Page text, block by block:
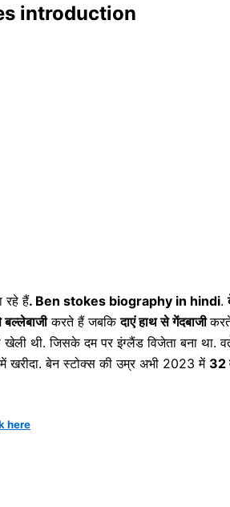
introduction
रहे हैं. Ben stokes biography in hindi.
बल्लेबाजीकरते हैं जबकिदाएं हाथ से गेंदबाजी
खेली थी. जिसके दम पर इंग्लैंड विजेता बना था.
खरीदा. बेन स्टोक्स की उम्र अभी 2023 में 32
here